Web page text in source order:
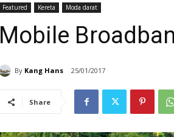
Featured Kereta Moda darat
Mobile
By Kang Hans 25/01/2017
Share